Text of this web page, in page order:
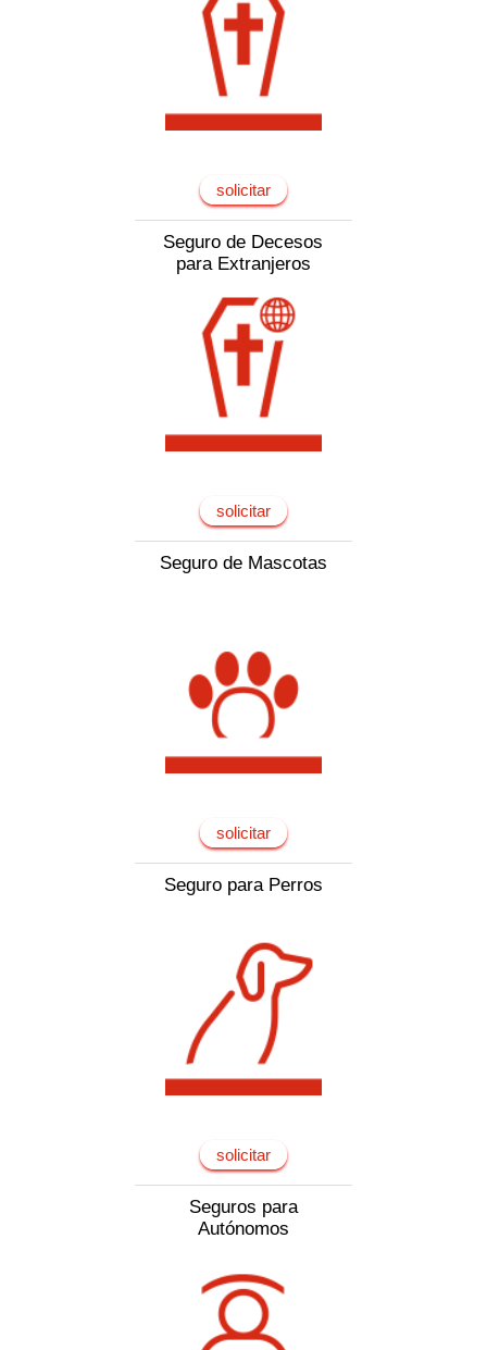
solicitar
Seguro de Decesos
para Extranjeros
solicitar
Seguro de Mascotas
solicitar
Seguro para Perros
solicitar
Seguros para
Autónomos